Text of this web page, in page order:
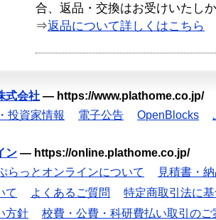
合、返品・交換はお受けいたし
⇒返品について詳しくはこちら
式会社 — https://www.plathome.co.jp/
投資家情報 電子公告 OpenBlocks
ン — https://online.plathome.co.jp/
らっとオンラインについて
見積書・
て
よくあるご質問
特定商取引法に
方針
校費・公費・科研費払い取引のご